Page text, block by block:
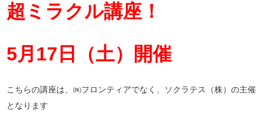
超ミラクル講座！
5月17日（土）開催
こちらの講座は、㈱フロンティアでなく、ソクラテス（株）の主催
となります